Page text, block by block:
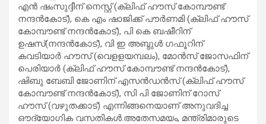
എന്‍ ഷംസുദ്ദീന് നെസ്റ്റ് (ക്ലിഫ് ഹൗസ് കോമ്പൗണ്ട്
നന്ദന്‍കോട്), കെ എം ഷാജിക്ക് പൗര്‍ണമി (ക്ലിഫ് ഹൗസ്
കോമ്പൗണ്ട് നന്ദന്‍കോട്), പി കെ ബഷീറിന്
ഉഷസ്(നന്ദന്‍കോട്), വി ഇ അബ്ദുള്‍ ഗഫൂറിന്
കവടിയാര്‍ ഹൗസ് (വെളളയമ്പലം), മോന്‍സ് ജോസഫിന്
പെരിയാര്‍ (ക്ലിഫ് ഹൗസ് കോമ്പൗണ്ട് നന്ദന്‍കോട്),
ഷിബു ബേബി ജോണിന് എസന്‍ഡന്‍സ് (ക്ലിഫ് ഹൗസ്
കോമ്പൗണ്ട് നന്ദന്‍കോട്), സി പി ജോണിന് റോസ്
ഹൗസ് (വഴുതക്കാട്) എന്നിങ്ങനെയാണ് അനുവദിച്ച
ഔദ്യോഗിക വസതികള്‍.അതേസമയം, മന്ത്രിമാരുടെ